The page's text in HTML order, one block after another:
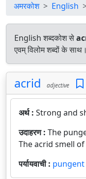
अमरकोश English
English शब्दकोश से
एवम् विलोम शब्दों के साथ।
acrid adjective
अर्थ : Strong and
उदाहरण : The
The acrid smell
पर्यायवाची : pungent